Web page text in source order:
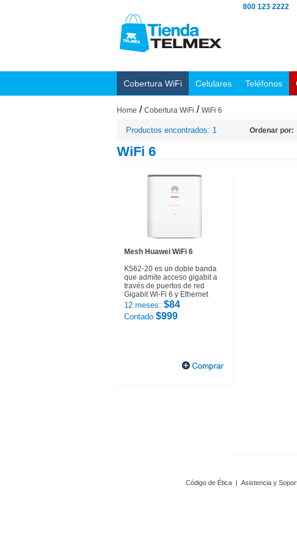
800 123 2222
Cobertura WiFi Celulares Teléfonos
Home / Cobertura WiFi / WiFi 6
Productos encontrados: 1 Ordenar por:
WiFi 6
Mesh Huawei WiFi 6
K562-20 es un doble banda
que admite acceso gigabit a
través de puertos de red
Gigabit Wi-Fi 6 y Ethernet
12 meses: $84
Contado $999
Código de Ética | Asistencia y